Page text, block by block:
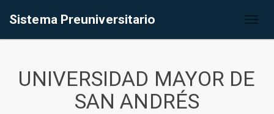
Sistema Preuniversitario
UNIVERSIDAD MAYOR DE
SAN ANDRÉS